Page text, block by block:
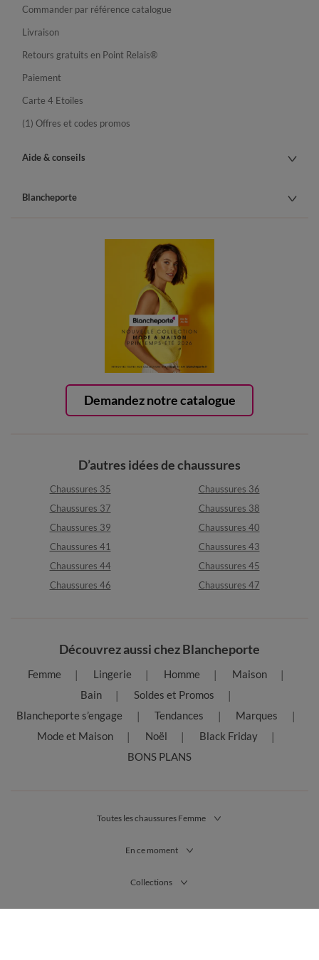
Demandez notre catalogue
Commander par référence catalogue
Livraison
Retours gratuits en Point Relais®
Paiement
Carte 4 Etoiles
(1) Offres et codes promos
Aide & conseils
Blancheporte
D’autres idées de chaussures
Chaussures 35
Chaussures 36
Chaussures 37
Chaussures 38
Chaussures 39
Chaussures 40
Chaussures 41
Chaussures 43
Chaussures 44
Chaussures 45
Chaussures 46
Chaussures 47
Découvrez aussi chez Blancheporte
Femme Lingerie Homme
Maison
Bain
Soldes et Promos
Blancheporte s’engage
Tendances
Marques
Mode et Maison
Noël
Black Friday
BONS PLANS
Toutes les chaussures Femme
En ce moment
Collections